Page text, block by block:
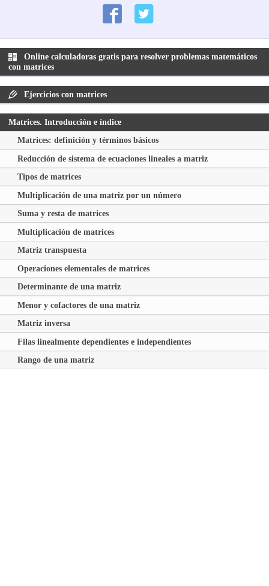
Online calculadoras gratis para resolver problemas matemáticos
con matrices
Ejercicios con matrices
Matrices. Introducción e índice
Matrices: definición y términos básicos
Reducción de sistema de ecuaciones lineales a matriz
Tipos de matrices
Multiplicación de una matriz por un número
Suma y resta de matrices
Multiplicación de matrices
Matriz transpuesta
Operaciones elementales de matrices
Determinante de una matriz
Menor y cofactores de una matriz
Matriz inversa
Filas linealmente dependientes e independientes
Rango de una matriz